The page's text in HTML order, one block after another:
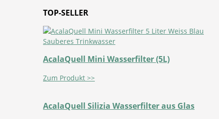
TOP-SELLER
AcalaQuell Mini Wasserfilter (5L)
Zum Produkt >>
AcalaQuell Silizia Wasserfilter aus Glas